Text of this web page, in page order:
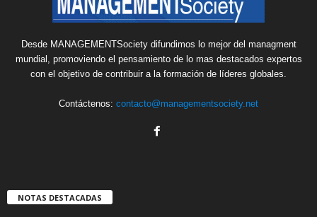
Desde MANAGEMENTSociety difundimos lo mejor del managment
mundial, promoviendo el pensamiento de lo mas destacados expertos
con el objetivo de contribuir a la formación de líderes globales.
Contáctenos: contacto@managementsociety.net
NOTAS DESTACADAS